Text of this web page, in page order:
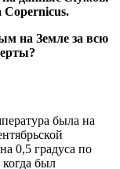
Copernicus.
была на
0,5 градуса по
был